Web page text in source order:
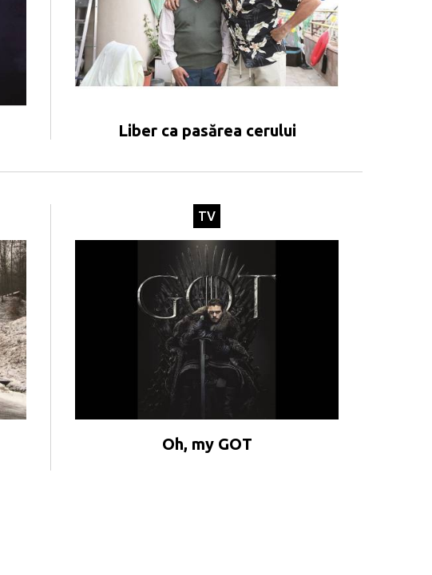
Liber ca pasărea cerului
TV
Oh, my GOT